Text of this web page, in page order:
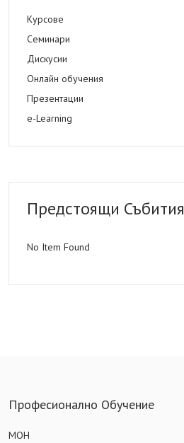
Курсове
Семинари
Дискусии
Онлайн обучения
Презентации
e-Learning
Предстоящи Събития
No Item Found
Професионално Обучение
МОН